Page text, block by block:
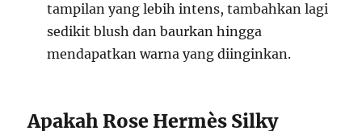
tampilan yang lebih intens, tambahkan lagi
sedikit blush dan baurkan hingga
mendapatkan warna yang diinginkan.
Apakah Rose Hermès Silky